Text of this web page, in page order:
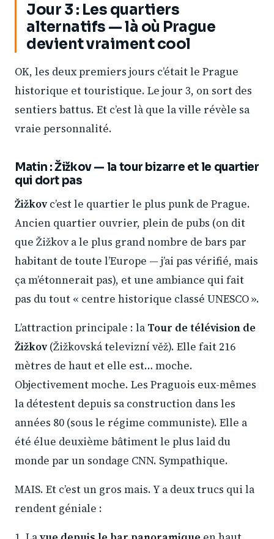
Jour 3 : Les quartiers
alternatifs — là où Prague
devient vraiment cool
OK, les deux premiers jours c’était le Prague
historique et touristique. Le jour 3, on sort des
sentiers battus. Et c’est là que la ville révèle sa
vraie personnalité.
Matin : Žižkov — la tour bizarre et le quartier
qui dort pas
Žižkovc’est le quartier le plus punk de Prague.
Ancien quartier ouvrier, plein de pubs (on dit
que Žižkov a le plus grand nombre de bars par
habitant de toute l’Europe — j’ai pas vérifié, mais
ça m’étonnerait pas), et une ambiance qui fait
pas du tout « centre historique classé UNESCO ».
L’attraction principale : laTour de télévision de
Žižkov(Žižkovská televizní věž). Elle fait 216
mètres de haut et elle est… moche.
Objectivement moche. Les Praguois eux-mêmes
la détestent depuis sa construction dans les
années 80 (sous le régime communiste). Elle a
été élue deuxième bâtiment le plus laid du
monde par un sondage CNN. Sympathique.
MAIS. Et c’est un gros mais. Y a deux trucs qui la
rendent géniale :